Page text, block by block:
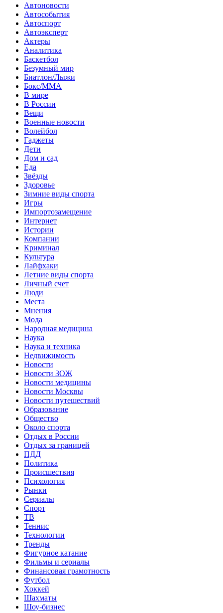
Автоновости
Автособытия
Автоспорт
Автоэксперт
Актеры
Аналитика
Баскетбол
Безумный мир
Биатлон/Лыжи
Бокс/MMA
В мире
В России
Вещи
Военные новости
Волейбол
Гаджеты
Дети
Дом и сад
Еда
Звёзды
Здоровье
Зимние виды спорта
Игры
Импортозамещение
Интернет
Истории
Компании
Криминал
Культура
Лайфхаки
Летние виды спорта
Личный счет
Люди
Места
Мнения
Мода
Народная медицина
Наука
Наука и техника
Недвижимость
Новости
Новости ЗОЖ
Новости медицины
Новости Москвы
Новости путешествий
Образование
Общество
Около спорта
Отдых в России
Отдых за границей
ПДД
Политика
Происшествия
Психология
Рынки
Сериалы
Спорт
ТВ
Теннис
Технологии
Тренды
Фигурное катание
Фильмы и сериалы
Финансовая грамотность
Футбол
Хоккей
Шахматы
Шоу-бизнес